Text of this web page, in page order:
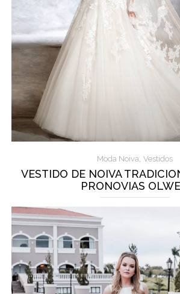
Moda Noiva, Vestidos
VESTIDO DE NOIVA
PRONOVIAS